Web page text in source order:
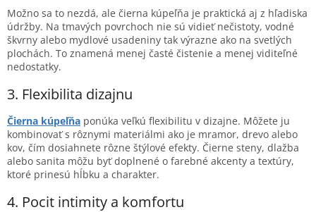
Možno sa to nezdá, ale čierna kúpeľňa je praktická aj z hľadiska
údržby. Na tmavých povrchoch nie sú vidieť nečistoty, vodné
škvrny alebo mydlové usadeniny tak výrazne ako na svetlých
plochách. To znamená menej časté čistenie a menej viditeľné
nedostatky.
3. Flexibilita dizajnu
Čierna kúpeľňa ponúka veľkú flexibilitu v dizajne. Môžete ju
kombinovať s rôznymi materiálmi ako je mramor, drevo alebo
kov, čím dosiahnete rôzne štýlové efekty. Čierne steny, dlažba
alebo sanita môžu byť doplnené o farebné akcenty a textúry,
ktoré prinesú hĺbku a charakter.
4. Pocit intimity a komfortu